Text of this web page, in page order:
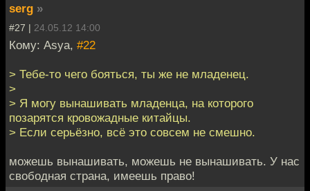
serg »
#27 | 24.05.12 14:00
Кому: Asya, #22
> Тебе-то чего бояться, ты же не младенец.
>
> Я могу вынашивать младенца, на которого
позарятся кровожадные китайцы.
> Если серьёзно, всё это совсем не смешно.
можешь вынашивать, можешь не вынашивать. У нас
свободная страна, имеешь право!